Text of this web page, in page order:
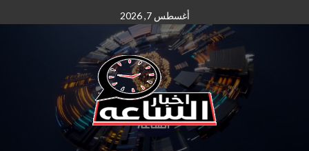
إلى
أغسطس 7, 2026